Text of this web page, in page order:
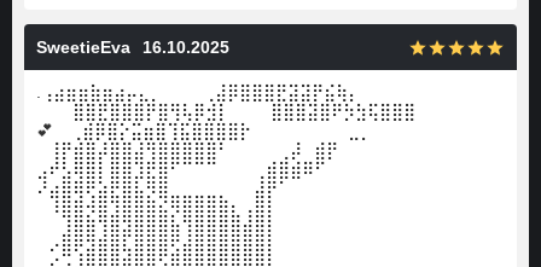
SweetieEva 16.10.2025
.⢠⣴⣶⣶⣷⣶⣴⡤⣄⡀ ⠀⠀⠀⢀⣼⡿⣿⣿⣿⣟⣽⣽⡟⣮⢷⡄
⠀⠀⠀⣿⣿⣟⣿⣿⣿⡟⣿⢻⢧⡿⣺⡇ ⠀⠀⠀⣿⣿⣿⣽⣿⠟⡳⣳⢯⣿⣿⣿⠀⠀⠀⠀⠀⠀ ⠀
💕 ⠀⢀⣾⡿⣿⡕⣭⣶⣿⢹⣯⣿⣿⣿⣿⡗⠀⠀⠀⠀⠀⠀⠀⠀⣀⡀
⠀⢸⡟⣾⣿⡼⣿⣿⣼⢻⣿⣿⣿⣿⣿⠃⠀⠀⠀⠀⢀⡼⠀⣾⡟
⣠⠞⣣⢿⣿⡇⣿⣿⣹⣟⣿⠋⠉⠉⠉⠀⠀⠀⢀⣾⣿⣾⠿⠋
⠜⣴⣿⢿⢟⣵⣟⣿⣧⡻⣿⣀⣀⣀⣀⡀⠀⠀⣼⡟⠁
⠀⠸⣿⣿⡺⣿⣹⣿⣿⣿⣮⡻⣿⣿⣿⣿⣆⢠⣿⡇
⠀⠀⣸⣿⣿⢹⣿⣽⣿⣿⣿⣷⢹⣿⣿⣿⣿⣾⣿⡇
⠀⠔⣿⢟⣽⣿⣿⢧⣿⣿⣿⣫⣾⣿⣿⣿⣿⣿⣿⡇